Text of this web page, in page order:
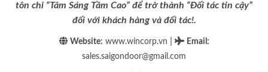
tôn chỉ “Tâm Sáng Tầm Cao” để trở thành “Đối tác tin cậy”
đối với khách hàng và đối tác!.
Website: www.wincorp.vn Email :
sales.saigondoor@gmail.com